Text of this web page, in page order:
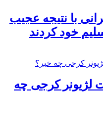
با نتیجه عجیب
خود کردند
لژیونر کرجی چه